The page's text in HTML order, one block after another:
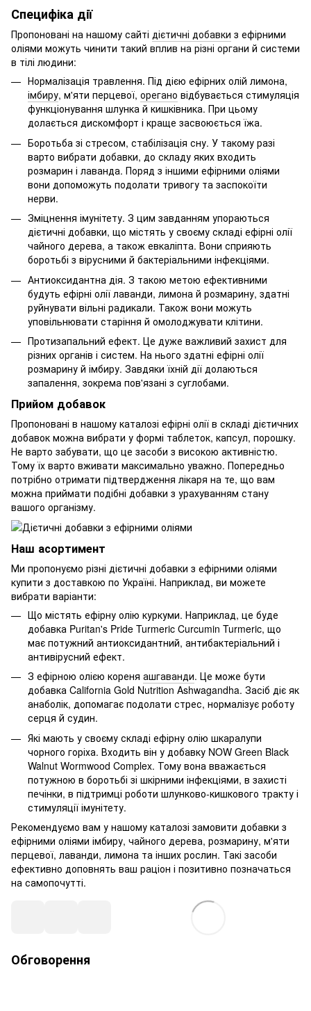
Специфіка дії
Пропоновані на нашому сайті дієтичні добавки з ефірними
оліями можуть чинити такий вплив на різні органи й системи
в тілі людини:
Нормалізація травлення. Під дією ефірних олій лимона,
імбиру, м'яти перцевої, орегано відбувається стимуляція
функціонування шлунка й кишківника. При цьому
долається дискомфорт і краще засвоюється їжа.
Боротьба зі стресом, стабілізація сну. У такому разі
варто вибрати добавки, до складу яких входить
розмарин і лаванда. Поряд з іншими ефірними оліями
вони допоможуть подолати тривогу та заспокоїти
нерви.
Зміцнення імунітету. З цим завданням упораються
дієтичні добавки, що містять у своєму складі ефірні олії
чайного дерева, а також евкаліпта. Вони сприяють
боротьбі з вірусними й бактеріальними інфекціями.
Антиоксидантна дія. З такою метою ефективними
будуть ефірні олії лаванди, лимона й розмарину, здатні
руйнувати вільні радикали. Також вони можуть
уповільнювати старіння й омолоджувати клітини.
Протизапальний ефект. Це дуже важливий захист для
різних органів і систем. На нього здатні ефірні олії
розмарину й імбиру. Завдяки їхній дії долаються
запалення, зокрема пов'язані з суглобами.
Прийом добавок
Пропоновані в нашому каталозі ефірні олії в складі дієтичних
добавок можна вибрати у формі таблеток, капсул, порошку.
Не варто забувати, що це засоби з високою активністю.
Тому їх варто вживати максимально уважно. Попередньо
потрібно отримати підтвердження лікаря на те, що вам
можна приймати подібні добавки з урахуванням стану
вашого організму.
Наш асортимент
Ми пропонуємо різні дієтичні добавки з ефірними оліями
купити з доставкою по Україні. Наприклад, ви можете
вибрати варіанти:
Що містять ефірну олію куркуми. Наприклад, це буде
добавка Puritan's Pride Turmeric Curcumin Turmeric, що
має потужний антиоксидантний, антибактеріальний і
антивірусний ефект.
З ефірною олією кореня ашгаванди. Це може бути
добавка California Gold Nutrition Ashwagandha. Засіб діє як
анаболік, допомагає подолати стрес, нормалізує роботу
серця й судин.
Які мають у своєму складі ефірну олію шкаралупи
чорного горіха. Входить він у добавку NOW Green Black
Walnut Wormwood Complex. Тому вона вважається
потужною в боротьбі зі шкірними інфекціями, в захисті
печінки, в підтримці роботи шлунково-кишкового тракту і
стимуляції імунітету.
Рекомендуємо вам у нашому каталозі замовити добавки з
ефірними оліями імбиру, чайного дерева, розмарину, м'яти
перцевої, лаванди, лимона та інших рослин. Такі засоби
ефективно доповнять ваш раціон і позитивно позначаться
на самопочутті.
Обговорення